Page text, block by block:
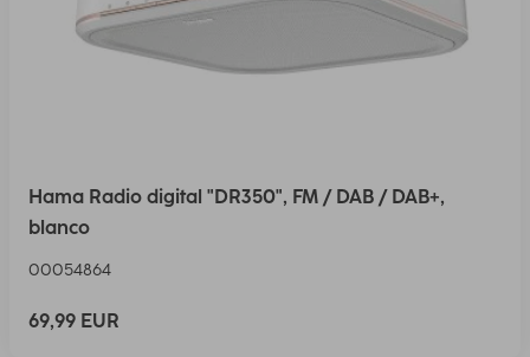
Hama Radio digital "DR350", FM / DAB / DAB+,
blanco
00054864
69,99 EUR